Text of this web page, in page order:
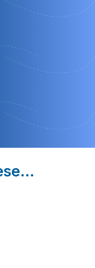
Del
¡Oferta
para 3